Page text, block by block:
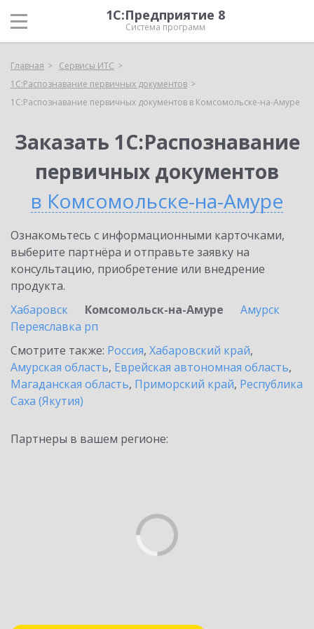
1С:Предприятие 8
Система программ
Главная
Сервисы ИТС
1С:Распознавание первичных документов
1С:Распознавание первичных документов в Комсомольске-на-Амуре
Заказать 1С:Распознавание
первичных документов
в Комсомольске-на-Амуре
Ознакомьтесь с информационными карточками,
выберите партнёра и отправьте заявку на
консультацию, приобретение или внедрение
продукта.
Хабаровск
Комсомольск-на-Амуре
Амурск
Переяславка рп
Смотрите также: Россия, Хабаровский край,
Амурская область, Еврейская автономная область,
Магаданская область, Приморский край, Республика
Саха (Якутия)
Партнеры в вашем регионе: